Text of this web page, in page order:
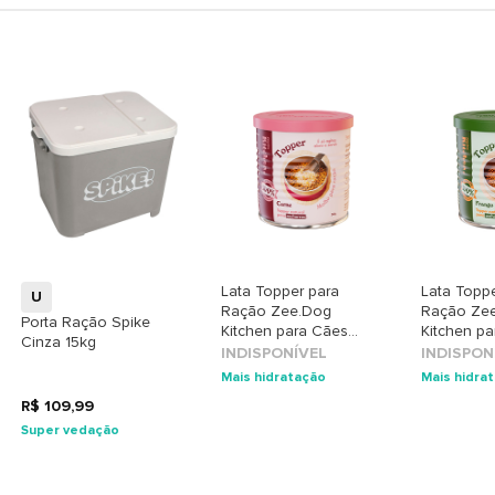
+
U
Porta Ração Spike
Cinza 15kg
R$ 109,99
Super vedação
Lata Topper para
Ração Zee.Dog
Kitchen para Cães
sabor Carne
INDISPONÍVEL
Mais hidratação
Lata
Ração
Kitchen
sabor
Mais